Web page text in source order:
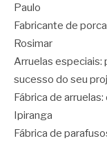
Paulo
Fabricante de
Rosimar
Arruelas especiais:
sucesso do seu
Fábrica de
Ipiranga
Fábrica de